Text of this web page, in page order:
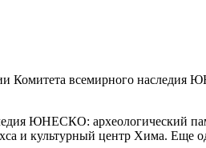
Комитета всемирного
ЮНЕСКО: археологический
и культурный центр Хима. Еще